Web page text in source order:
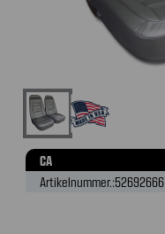
CA
Artikelnummer.:52692666